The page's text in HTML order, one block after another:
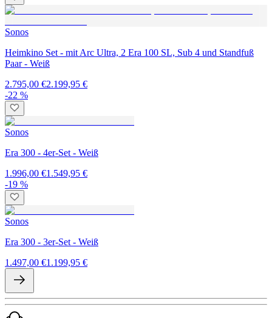
Sonos
Heimkino Set - mit Arc Ultra, 2 Era 100 SL, Sub 4 und Standfuß
Paar - Weiß
2.795,00 €2.199,95 €
-22 %
Sonos
Era 300 - 4er-Set - Weiß
1.996,00 €1.549,95 €
-19 %
Sonos
Era 300 - 3er-Set - Weiß
1.497,00 €1.199,95 €